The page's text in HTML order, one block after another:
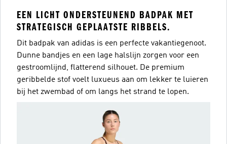
EEN LICHT ONDERSTEUNEND BADPAK MET
STRATEGISCH GEPLAATSTE RIBBELS.
Dit badpak van adidas is een perfecte vakantiegenoot.
Dunne bandjes en een lage halslijn zorgen voor een
gestroomlijnd, flatterend silhouet. De premium
geribbelde stof voelt luxueus aan om lekker te luieren
bij het zwembad of om langs het strand te lopen.